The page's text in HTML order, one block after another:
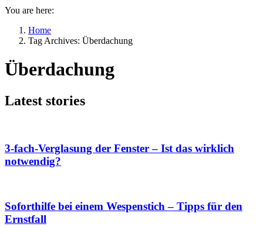
You are here:
Home
Tag Archives: Überdachung
Überdachung
Latest stories
3-fach-Verglasung der Fenster – Ist das wirklich
notwendig?
Soforthilfe bei einem Wespenstich – Tipps für den
Ernstfall